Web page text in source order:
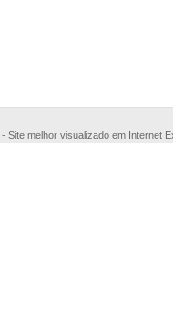
- Site melhor visualizado em Internet